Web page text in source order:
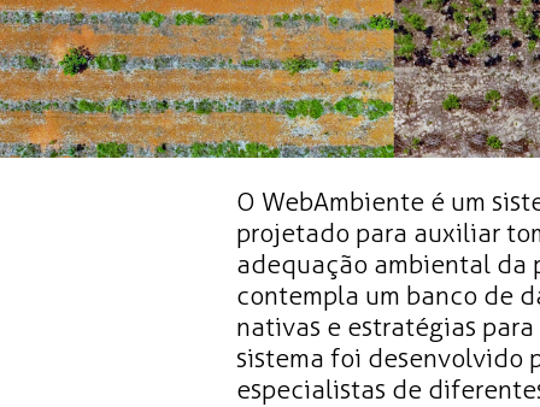
O WebAmbiente é um
projetado para auxiliar
adequação ambiental da
contempla um banco de
nativas e estratégias
sistema foi desenvolvido
especialistas de